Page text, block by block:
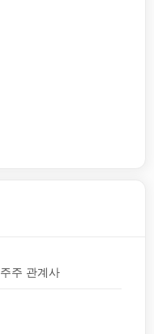
주주 관계사